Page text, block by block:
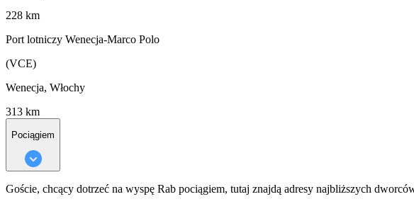
228 km
Port lotniczy Wenecja-Marco Polo
(VCE)
Wenecja, Włochy
313 km
Pociągiem
Goście, chcący dotrzeć na wyspę Rab pociągiem, tutaj znajdą adresy najbliższych